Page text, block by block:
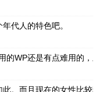
代人的特色吧。
的WP还是有点难用的，
。而且现在的女性比较